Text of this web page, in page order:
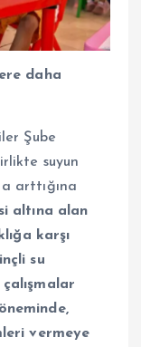
daha
Şube
suyun
arttığına
altına alan
karşı
su
vermeye